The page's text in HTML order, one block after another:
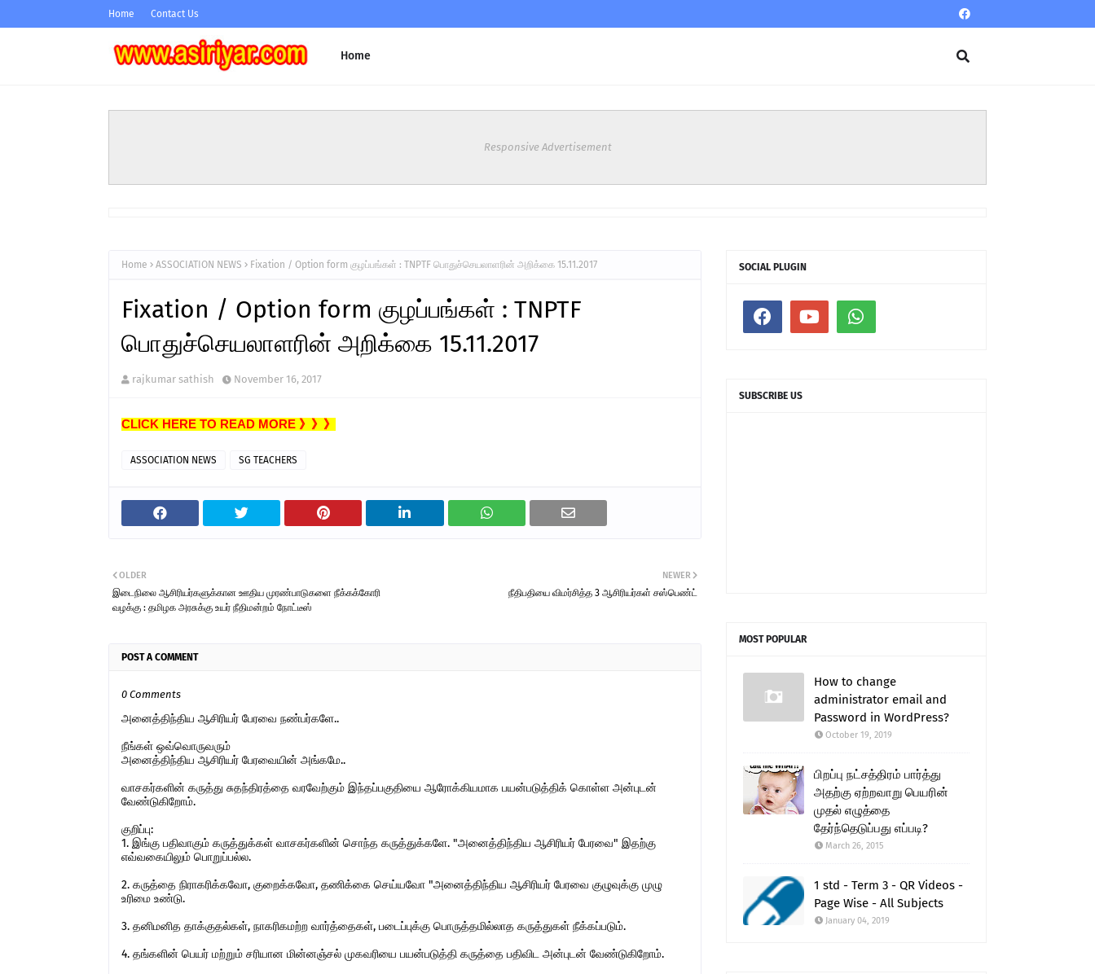
Home Contact Us
Home
Responsive Advertisement
Home ASSOCIATION NEWS Fixation / Option form குழப்பங்கள் : TNPTF பொதுச்செயலாளரின் அறிக்கை 15.11.2017
Fixation / Option form குழப்பங்கள் : TNPTF
பொதுச்செயலாளரின் அறிக்கை 15.11.2017
rajkumar sathish November 16, 2017
CLICK HERE TO READ MORE 》》》
ASSOCIATION NEWS SG TEACHERS
NEWER
நீதிபதியை விமர்சித்த 3 ஆசிரியர்கள் சஸ்பெண்ட்
OLDER
இடைநிலை ஆசிரியர்களுக்கான ஊதிய முரண்பாடுகளை நீக்கக்கோரி
வழக்கு : தமிழக அரசுக்கு உயர் நீதிமன்றம் நோட்டீஸ்
POST A COMMENT
0 Comments
அனைத்திந்திய ஆசிரியர் பேரவை நண்பர்களே..
நீங்கள் ஒவ்வொருவரும்
அனைத்திந்திய ஆசிரியர் பேரவையின் அங்கமே..
வாசகர்களின் கருத்து சுதந்திரத்தை வரவேற்கும் இந்தப்பகுதியை ஆரோக்கியமாக பயன்படுத்திக் கொள்ள அன்புடன்
வேண்டுகிறோம்.
குறிப்பு:
1. இங்கு பதிவாகும் கருத்துக்கள் வாசகர்களின் சொந்த கருத்துக்களே. "அனைத்திந்திய ஆசிரியர் பேரவை" இதற்கு
எவ்வகையிலும் பொறுப்பல்ல.
2. கருத்தை நிராகரிக்கவோ, குறைக்கவோ, தணிக்கை செய்யவோ "அனைத்திந்திய ஆசிரியர் பேரவை குழுவுக்கு முழு
உரிமை உண்டு.
3. தனிமனித தாக்குதல்கள், நாகரிகமற்ற வார்த்தைகள், படைப்புக்கு பொருத்தமில்லாத கருத்துகள் நீக்கப்படும்.
4. தங்களின் பெயர் மற்றும் சரியான மின்னஞ்சல் முகவரியை பயன்படுத்தி கருத்தை பதிவிட அன்புடன் வேண்டுகிறோம்.
SOCIAL PLUGIN
SUBSCRIBE US
MOST POPULAR
How to change
administrator email and
Password in WordPress?
October 19, 2019
பிறப்பு நட்சத்திரம் பார்த்து
அதற்கு ஏற்றவாறு பெயரின்
முதல் எழுத்தை
தேர்ந்தெடுப்பது எப்படி?
March 26, 2015
1 std - Term 3 - QR Videos -
Page Wise - All Subjects
January 04, 2019